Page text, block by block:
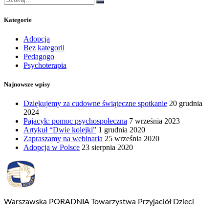
Kategorie
Adopcja
Bez kategorii
Pedagogo
Psychoterapia
Najnowsze wpisy
Dziękujemy za cudowne świąteczne spotkanie 20 grudnia
2024
Pajacyk: pomoc psychospołeczna 7 września 2023
Artykuł “Dwie kolejki” 1 grudnia 2020
Zapraszamy na webinaria 25 września 2020
Adopcja w Polsce 23 sierpnia 2020
Warszawska PORADNIA Towarzystwa Przyjaciół Dzieci